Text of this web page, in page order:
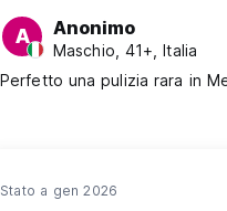
A Anonimo
Maschio, 41+, Italia
Stato a gen 2026